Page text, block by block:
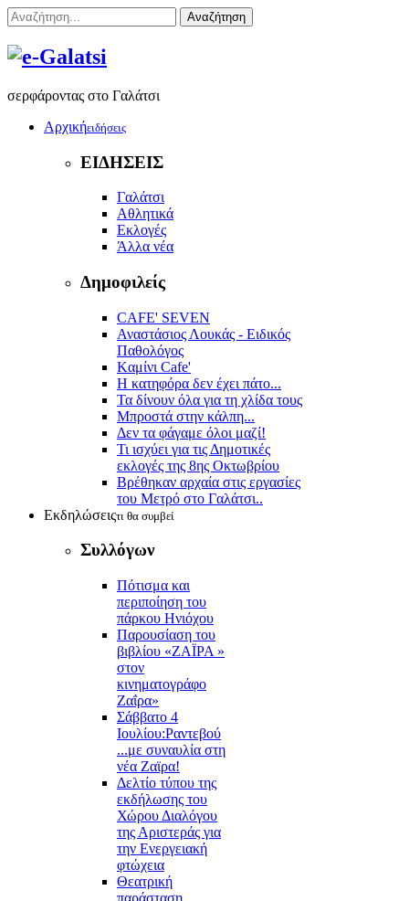
Αναζήτηση
σερφάροντας στο Γαλάτσι
Αρχικήειδήσεις
ΕΙΔΗΣΕΙΣ
Γαλάτσι
Αθλητικά
Εκλογές
Άλλα νέα
Δημοφιλείς
CAFE' SEVEN
Αναστάσιος Λουκάς - Ειδικός
Παθολόγος
Kαμίνι Cafe'
Η κατηφόρα δεν έχει πάτο...
Τα δίνουν όλα για τη χλίδα τους
Μπροστά στην κάλπη...
Δεν τα φάγαμε όλοι μαζί!
Τι ισχύει για τις Δημοτικές
εκλογές της 8ης Οκτωβρίου
Βρέθηκαν αρχαία στις εργασίες
του Μετρό στο Γαλάτσι..
Εκδηλώσειςτι θα συμβεί
Συλλόγων
Πότισμα και
περιποίηση του
πάρκου Ηνιόχου
Παρουσίαση του
βιβλίου «ΖΑΪΡΑ »
στον
κινηματογράφο
Ζαΐρα»
Σάββατο 4
Ιουλίου:Ραντεβού
...με συναυλία στη
νέα Ζαϊρα!
Δελτίο τύπου της
εκδήλωσης του
Χώρου Διαλόγου
της Αριστεράς για
την Ενεργειακή
φτώχεια
Θεατρική